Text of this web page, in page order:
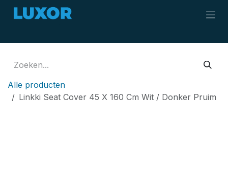
Overslaan naar inhoud
Alle producten
Linkki Seat Cover 45 X 160 Cm Wit / Donker Pruim